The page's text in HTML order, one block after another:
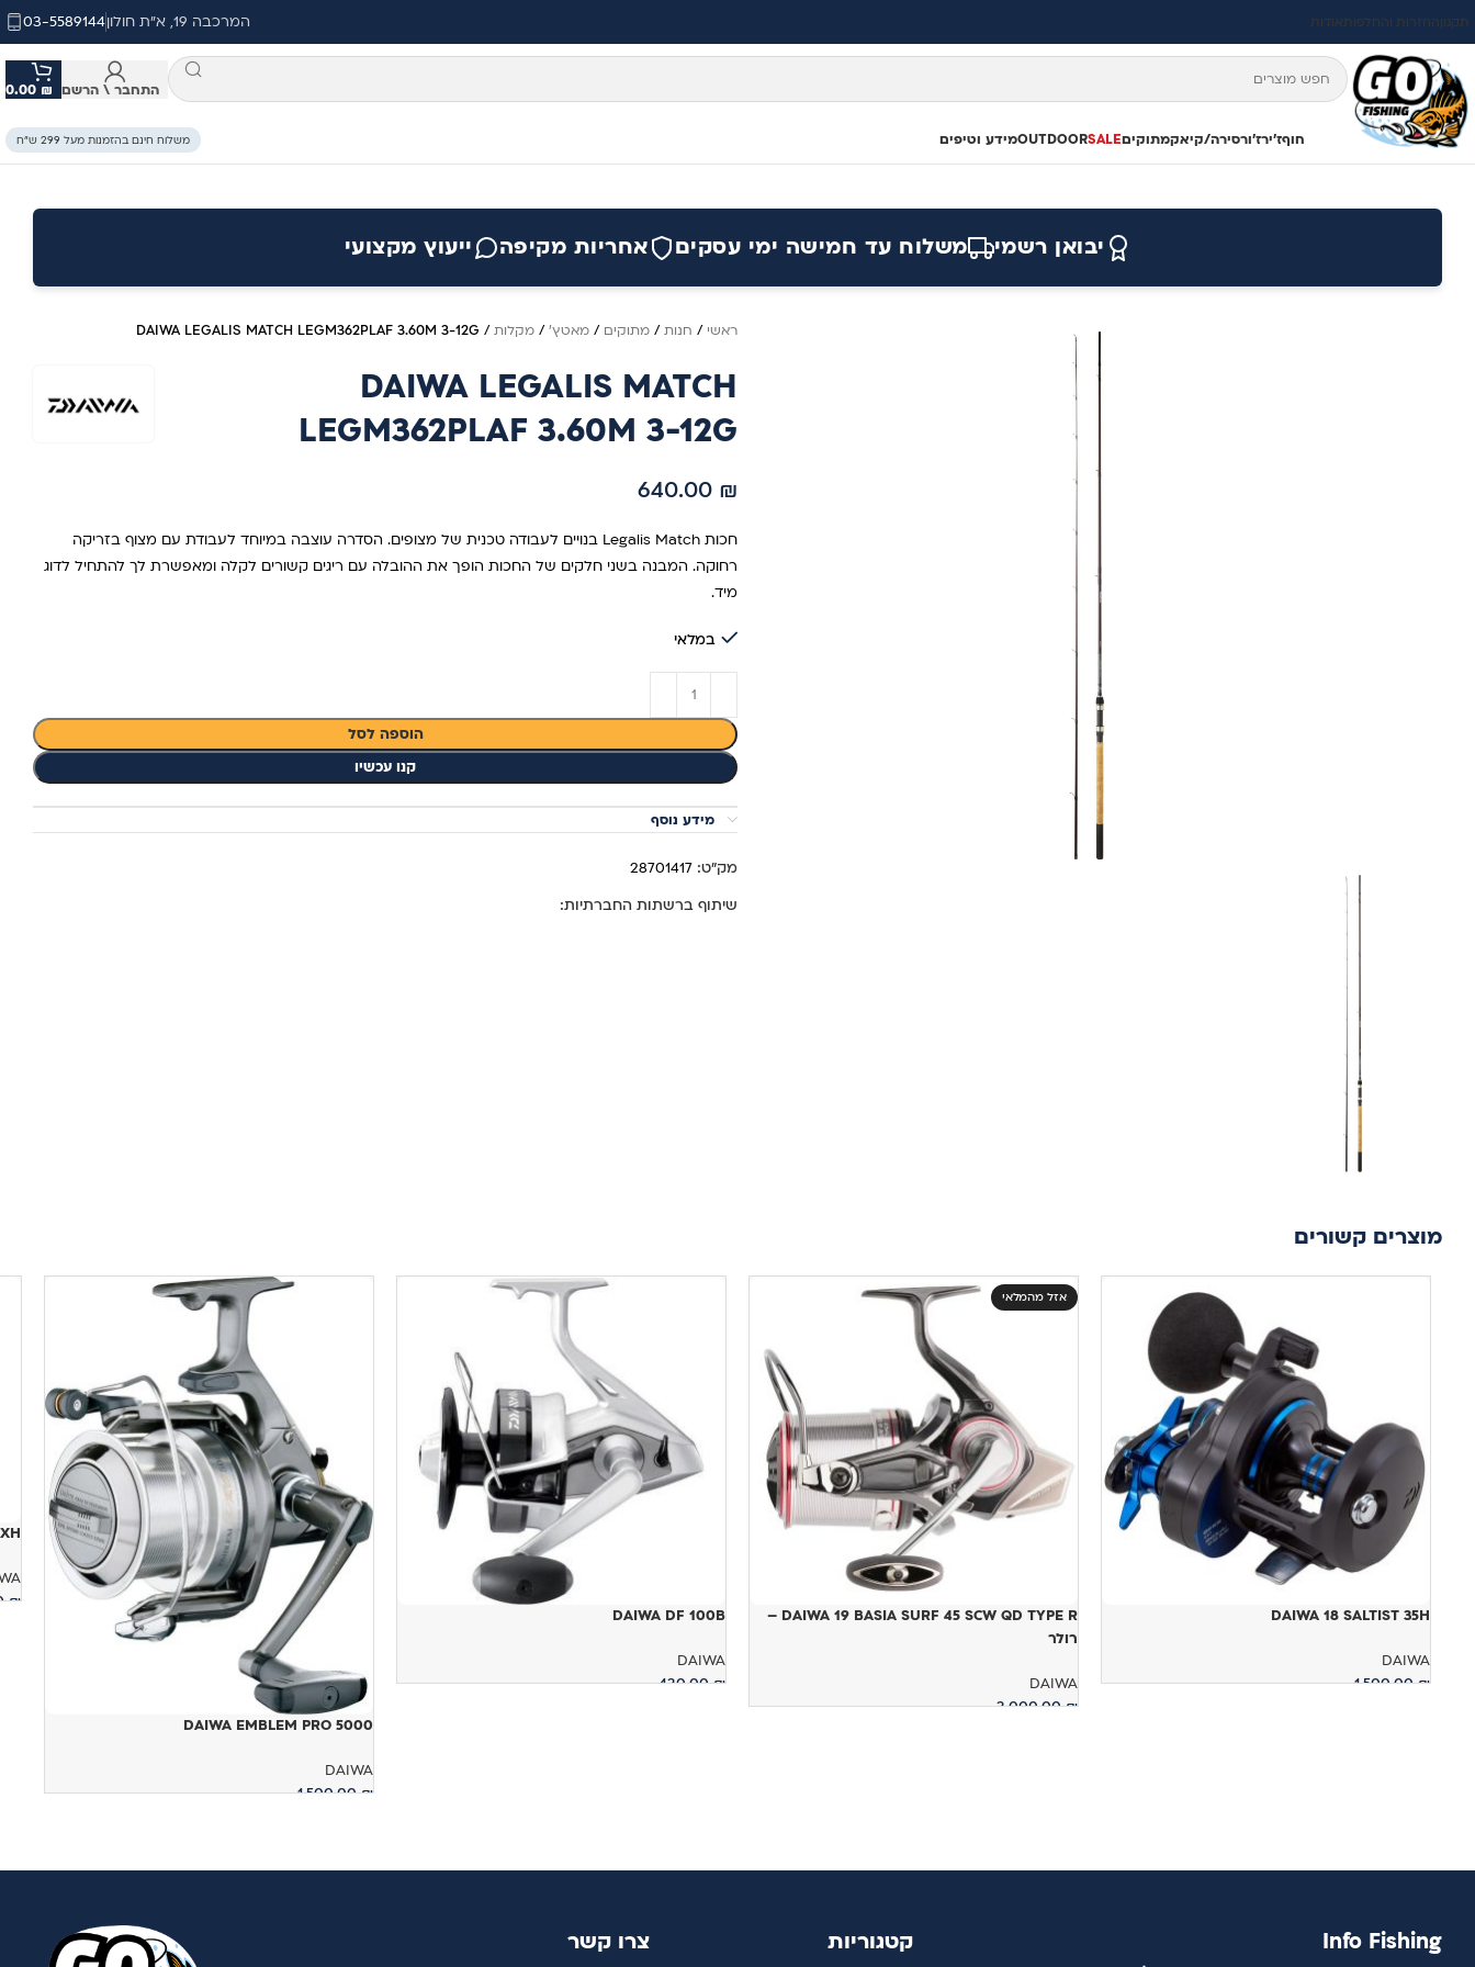
תקנוןהחזרות והחלפותאודות המרכבה 19, א"ת חולון 03-5589144
התחבר \ הרשם 0.00 ₪
חוףז'ירז'ורסירה/קיאקמתוקיםSALE
OUTDOORמידע וטיפים משלוח חינם בהזמנות מעל 299 ש״ח
יבואן רשמי משלוח עד חמישה ימי עסקים אחריות מקיפה ייעוץ מקצועי
ראשי / חנות/ מתוקים / מאטץ'/ מקלות/
DAIWA LEGALIS MATCH LEGM362PLAF 3.60M 3-12G
DAIWA LEGALIS MATCH
LEGM362PLAF 3.60M 3-12G
640.00 ₪
חכות Legalis Match בנויים לעבודה טכנית של מצופים. הסדרה עוצבה במיוחד לעבודת עם מצוף בזריקה
רחוקה. המבנה בשני חלקים של החכות הופך את ההובלה עם ריגים קשורים לקלה ומאפשרת לך להתחיל לדוג
מיד.
במלאי
הוספה לסל
קנו עכשיו
מידע נוסף
מק"ט: 28701417
שיתוף ברשתות החברתיות:
מוצרים קשורים
DAIWA 18 SALTIST 35H
DAIWA
1,500.00₪
אזל מהמלאי
DAIWA 19 BASIA SURF 45 SCW QD TYPE R –
רולר
DAIWA
3,000.00₪
DAIWA DF 100B
DAIWA
430.00₪
DAIWA EMBLEM PRO 5000
DAIWA
1,500.00₪
₪
Info Fishing קטגוריות צרו קשר